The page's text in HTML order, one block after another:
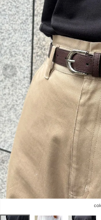
新着
商品タイプ
ORIGINAL
カラー